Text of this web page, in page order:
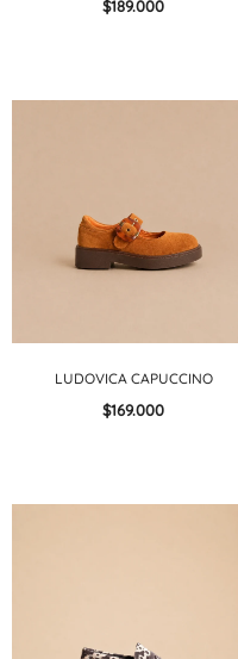
$189.000
LUDOVICA CAPUCCINO
$169.000